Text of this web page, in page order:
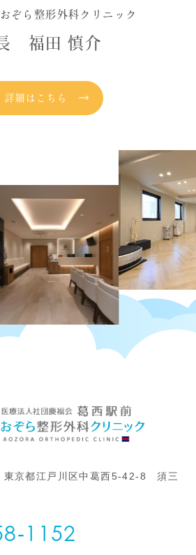
ぞら整形外科クリニック
福田 慎介
詳細はこちら
東京都江戸川区中葛西5-42-8 須三